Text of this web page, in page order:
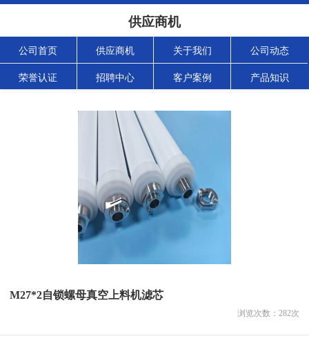
供应商机
公司首页 供应商机 关于我们 公司动态
荣誉认证 招聘中心 客户案例 产品知识
M27*2自锁螺母真空上料机滤芯
浏览次数： 282次